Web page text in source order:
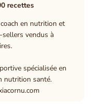
recettes
en nutrition et
vendus à
spécialisée en
nutrition santé.